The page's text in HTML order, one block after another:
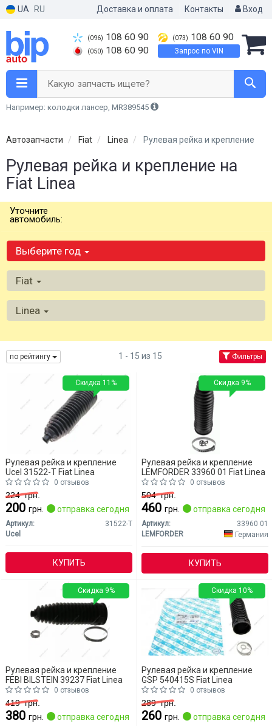
UA RU Доставка и оплата Контакты Вход
(096) 108 60 90
(050) 108 60 90
(073) 108 60 90
Запрос по VIN
Какую запчасть ищете?
Например: колодки лансер, MR389545
Автозапчасти Fiat Linea Рулевая рейка и крепление
Рулевая рейка и крепление на
Fiat Linea
Уточните
автомобиль:
Выберите год
Fiat
Linea
по рейтингу 1 - 15 из 15 Фильтры
Рулевая рейка и крепление
Ucel 31522-T Fiat Linea
0 отзывов
224грн.
200 грн. отправка сегодня
Артикул:
31522-T
Ucel
КУПИТЬ
Скидка 11%
Рулевая рейка и крепление
LEMFORDER 33960 01 Fiat Linea
0 отзывов
504грн.
460 грн. отправка сегодня
Артикул:
33960 01
LEMFORDER
Германия
КУПИТЬ
Скидка 9%
Рулевая рейка и крепление
FEBI BILSTEIN 39237 Fiat Linea
0 отзывов
419грн.
380 грн. отправка сегодня
Скидка 9%
Рулевая рейка и крепление
GSP 540415S Fiat Linea
0 отзывов
289грн.
260 грн. отправка сегодня
Скидка 10%